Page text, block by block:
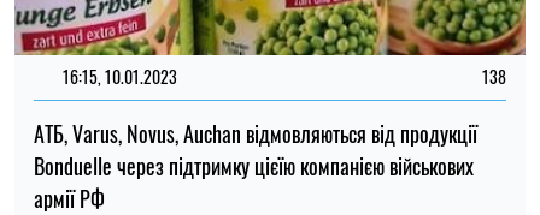
16:15, 10.01.2023 138
АТБ, Varus, Novus, Auchan відмовляються від продукції
Bonduelle через підтримку цієїю компанією військових
армії РФ